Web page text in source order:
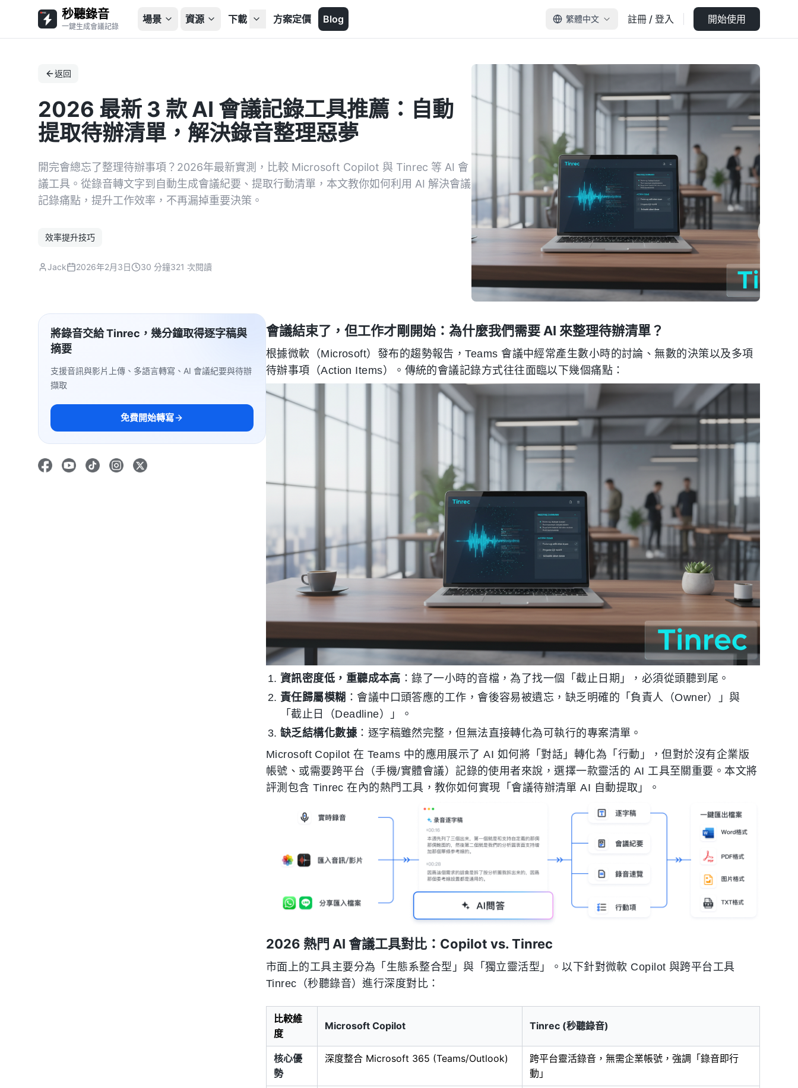
秒聽錄音
一鍵生成會議記錄
場景 資源 下載 方案定價 Blog 繁體中文 註冊 / 登入 開始使用
返回
2026 最新 3 款 AI 會議記錄工具推薦：自動
提取待辦清單，解決錄音整理惡夢
開完會總忘了整理待辦事項？2026年最新實測，比較 Microsoft Copilot 與 Tinrec 等 AI 會
議工具。從錄音轉文字到自動生成會議紀要、提取行動清單，本文教你如何利用 AI 解決會議
記錄痛點，提升工作效率，不再漏掉重要決策。
效率提升技巧
Jack 2026年2月3日 30 分鐘321 次閱讀
將錄音交給 Tinrec，幾分鐘取得逐字稿與
摘要
支援音訊與影片上傳、多語言轉寫、AI 會議紀要與待辦
擷取
免費開始轉寫
會議結束了，但工作才剛開始：為什麼我們需要 AI 來整理待辦清單？
根據微軟（Microsoft）發布的趨勢報告，Teams 會議中經常產生數小時的討論、無數的決策以及多項
待辦事項（Action Items）。傳統的會議記錄方式往往面臨以下幾個痛點：
資訊密度低，重聽成本高 ：錄了一小時的音檔，為了找一個「截止日期」，必須從頭聽到尾。
責任歸屬模糊 ：會議中口頭答應的工作，會後容易被遺忘，缺乏明確的「負責人（Owner）」與
「截止日（Deadline）」。
缺乏結構化數據 ：逐字稿雖然完整，但無法直接轉化為可執行的專案清單。
Microsoft Copilot 在 Teams 中的應用展示了 AI 如何將「對話」轉化為「行動」，但對於沒有企業版
帳號、或需要跨平台（手機/實體會議）記錄的使用者來說，選擇一款靈活的 AI 工具至關重要。本文將
評測包含 Tinrec 在內的熱門工具，教你如何實現「會議待辦清單 AI 自動提取」。
2026 熱門 AI 會議工具對比：Copilot vs. Tinrec
市面上的工具主要分為「生態系整合型」與「獨立靈活型」。以下針對微軟 Copilot 與跨平台工具
Tinrec（秒聽錄音）進行深度對比：
比較維
度
Microsoft Copilot Tinrec (秒聽錄音)
核心優
勢
深度整合 Microsoft 365 (Teams/Outlook)
跨平台靈活錄音，無需企業帳號，強調「錄音即行
動」